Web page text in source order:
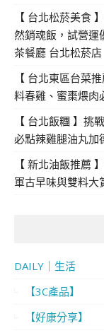
【 台北松菸美食
然銷魂飯，試營運
茶餐廳 台北松菸店
【 台北東區台菜
料春雞、蜜棗煨肉
【 台北飯糰 】挑
必點辣雞腿油丸加
【 新北油飯推薦
軍古早味與雙料大
DAILY｜生活
【3C產品】
【好康分享】